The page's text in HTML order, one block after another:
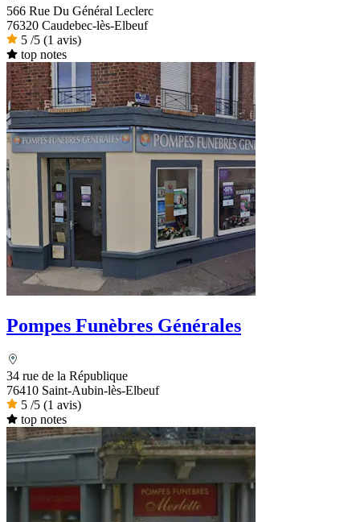
566 Rue Du Général Leclerc
76320 Caudebec-lès-Elbeuf
5 /5 (1 avis)
top notes
Pompes Funèbres Générales
34 rue de la République
76410 Saint-Aubin-lès-Elbeuf
5 /5 (1 avis)
top notes